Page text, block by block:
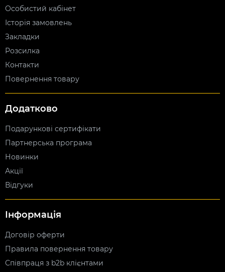
Особистий кабінет
Історія замовлень
Закладки
Розсилка
Контакти
Повернення товару
Додатково
Подарункові сертифікати
Партнерська програма
Новинки
Акції
Відгуки
Інформація
Договір оферти
Правила повернення товару
Співпраця з b2b клієнтами